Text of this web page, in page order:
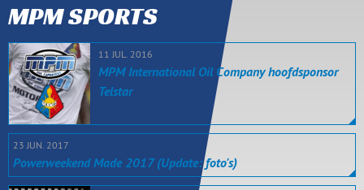
MPM SPORTS
11 JUL. 2016
MPM International Oil Company hoofdsponsor
Telstar
23 JUN. 2017
Powerweekend Made 2017 (Update: foto's)